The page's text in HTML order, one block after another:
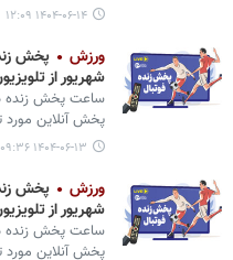
۱۴۰۴-۰۶-۱۴ ۱۲:۰۹
ورزش
شهریور از
پخش آنلاین مورد
۱۴۰۴-۰۶-۱۳ ۰۹:۳۶
ورزش
شهریور از
پخش آنلاین